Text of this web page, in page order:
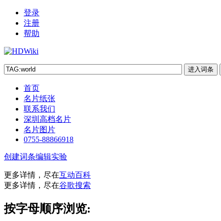
登录
注册
帮助
首页
名片纸张
联系我们
深圳高档名片
名片图片
0755-88866918
创建词条编辑实验
更多详情，尽在互动百科
更多详情，尽在谷歌搜索
按字母顺序浏览: